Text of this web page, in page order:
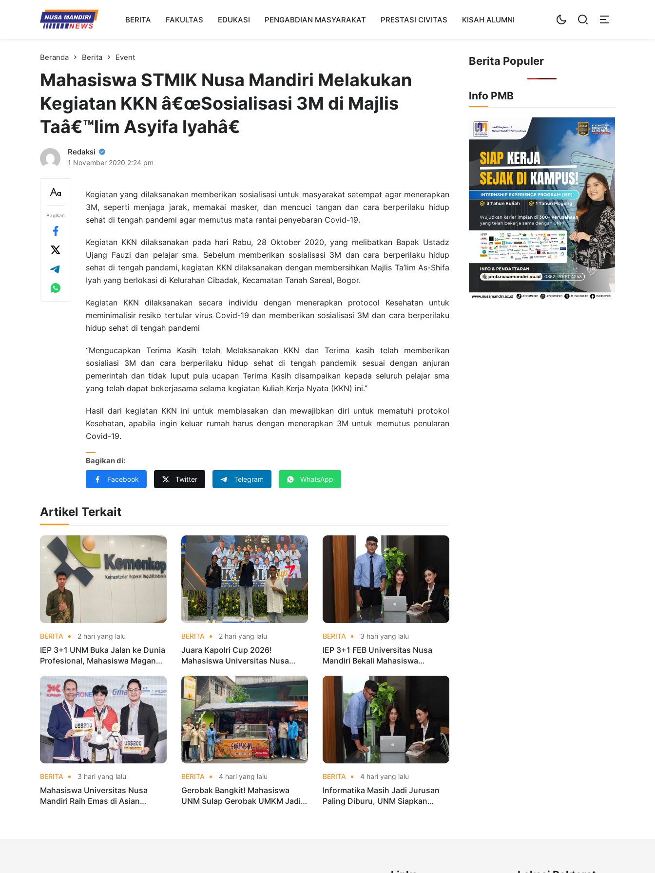
Kampus Digital Bisnis
Universitas Nusa Mandiri
BERITA FAKULTAS EDUKASI PENGABDIAN MASYARAKAT PRESTASI CIVITAS KISAH ALUMNI
Beranda Berita Event
Mahasiswa STMIK Nusa Mandiri Melakukan
Kegiatan KKN â€œSosialisasi 3M di Majlis
Taâ€™lim Asyifa Iyahâ€
Redaksi
1 November 2020 2:24 pm
Bagikan
Kegiatan yang dilaksanakan memberikan sosialisasi untuk masyarakat setempat agar menerapkan
3M, seperti menjaga jarak, memakai masker, dan mencuci tangan dan cara berperilaku hidup
sehat di tengah pandemi agar memutus mata rantai penyebaran Covid-19.
Kegiatan KKN dilaksanakan pada hari Rabu, 28 Oktober 2020, yang melibatkan Bapak Ustadz
Ujang Fauzi dan pelajar sma. Sebelum memberikan sosialisasi 3M dan cara berperilaku hidup
sehat di tengah pandemi, kegiatan KKN dilaksanakan dengan membersihkan Majlis Ta’lim As-Shifa
Iyah yang berlokasi di Kelurahan Cibadak, Kecamatan Tanah Sareal, Bogor.
Kegiatan KKN dilaksanakan secara individu dengan menerapkan protocol Kesehatan untuk
meminimalisir resiko tertular virus Covid-19 dan memberikan sosialisasi 3M dan cara berperilaku
hidup sehat di tengah pandemi
“Mengucapkan Terima Kasih telah Melaksanakan KKN dan Terima kasih telah memberikan
sosialiasi 3M dan cara berperilaku hidup sehat di tengah pandemik sesuai dengan anjuran
pemerintah dan tidak luput pula ucapan Terima Kasih disampaikan kepada seluruh pelajar sma
yang telah dapat bekerjasama selama kegiatan Kuliah Kerja Nyata (KKN) ini.”
Hasil dari kegiatan KKN ini untuk membiasakan dan mewajibkan diri untuk mematuhi protokol
Kesehatan, apabila ingin keluar rumah harus dengan menerapkan 3M untuk memutus penularan
Covid-19.
Bagikan di:
Facebook Twitter Telegram WhatsApp
Artikel Terkait
BERITA 2 hari yang lalu
IEP 3+1 UNM Buka Jalan ke Dunia
Profesional, Mahasiswa Magang
BERITA 2 hari yang lalu
Juara Kapolri Cup 2026!
Mahasiswa Universitas Nusa
di Kejurnas Taekwondo
BERITA 3 hari yang lalu
IEP 3+1 FEB Universitas Nusa
Mandiri Bekali Mahasiswa
BERITA 3 hari yang lalu
Mahasiswa Universitas Nusa
Mandiri Raih Emas di Asian
BERITA 4 hari yang lalu
Gerobak Bangkit! Mahasiswa
UNM Sulap Gerobak UMKM Jadi
BERITA 4 hari yang lalu
Informatika Masih Jadi Jurusan
Paling Diburu, UNM Siapkan
Berita Populer
Info PMB